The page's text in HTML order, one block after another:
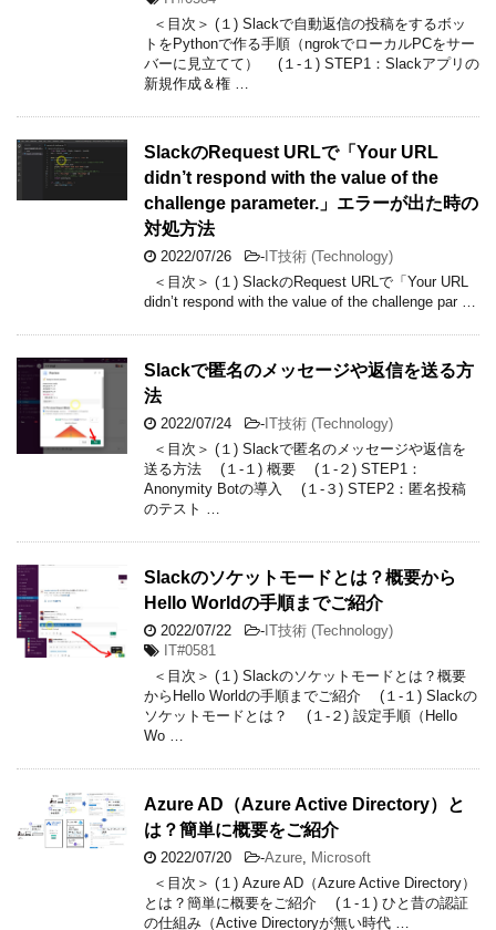
＜目次＞ (１) Slackで自動返信の投稿をするボッ
トをPythonで作る手順（ngrokでローカルPCをサー
バーに見立てて） (１-１) STEP1：Slackアプリの
新規作成＆権 …
SlackのRequest URLで「Your URL
didn’t respond with the value of the
challenge parameter.」エラーが出た時の
対処方法
2022/07/26 -IT技術 (Technology)
＜目次＞ (１) SlackのRequest URLで「Your URL
didn’t respond with the value of the challenge par …
Slackで匿名のメッセージや返信を送る方
法
2022/07/24 -IT技術 (Technology)
＜目次＞ (１) Slackで匿名のメッセージや返信を
送る方法 (１-１) 概要 (１-２) STEP1：
Anonymity Botの導入 (１-３) STEP2：匿名投稿
のテスト …
Slackのソケットモードとは？概要から
Hello Worldの手順までご紹介
2022/07/22 -IT技術 (Technology)
IT#0581
＜目次＞ (１) Slackのソケットモードとは？概要
からHello Worldの手順までご紹介 (１-１) Slackの
ソケットモードとは？ (１-２) 設定手順（Hello
Wo …
Azure AD（Azure Active Directory）と
は？簡単に概要をご紹介
2022/07/20 -Azure Microsoft
＜目次＞ (１) Azure AD（Azure Active Directory）
とは？簡単に概要をご紹介 (１-１) ひと昔の認証
の仕組み（Active Directoryが無い時代 …